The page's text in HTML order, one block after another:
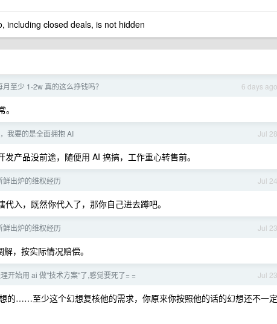
including closed deals, is not hidden
6 days ago
月至少 1-2w 真的这么挣钱吗？
Jul 28
我要的是全面拥抱 AI
产品没前途，随便用 AI 搞搞，工作重心转售前。
Jul 24
鲜出炉的维权经历
入，既然你代入了，那你自己进去蹲吧。
Jul 23
鲜出炉的维权经历
，按实际情况赔偿。
Jul 23
开始用 ai 做"技术方案"了,感觉要死了= =
的……至少这个幻想复核他的需求，你原来你按照他的话的幻想还不一定